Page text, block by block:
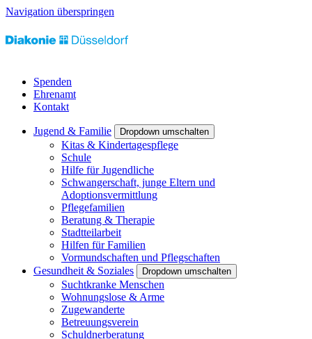
Navigation überspringen
Spenden
Ehrenamt
Kontakt
Jugend & Familie Dropdown umschalten
Kitas & Kindertagespflege
Schule
Hilfe für Jugendliche
Schwangerschaft, junge Eltern und
Adoptionsvermittlung
Pflegefamilien
Beratung & Therapie
Stadtteilarbeit
Hilfen für Familien
Vormundschaften und Pflegschaften
Gesundheit & Soziales
Dropdown umschalten
Suchtkranke Menschen
Wohnungslose & Arme
Zugewanderte
Betreuungsverein
Schuldnerberatung